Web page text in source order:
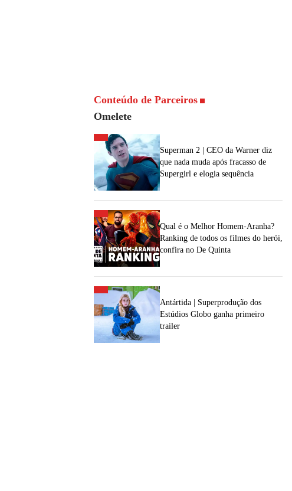
Conteúdo de Parceiros
Omelete
Superman 2 | CEO da Warner diz
que nada muda após fracasso de
Supergirl e elogia sequência
Qual é o Melhor Homem-Aranha?
Ranking de todos os filmes do herói,
confira no De Quinta
Antártida | Superprodução dos
Estúdios Globo ganha primeiro
trailer